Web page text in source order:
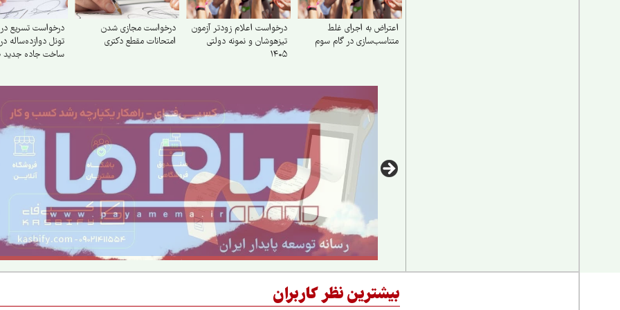
اعتراض به اجرای غلط
متناسب‌سازی در گام سوم
درخواست اعلام زودتر آزمون
تیزهوشان و نمونه دولتی
۱۴۰۵
درخواست مجازی شدن
امتحانات مقطع دکتری
درخواست تسریع در
تونل دوازده‌ساله
ساخت جاده جدید
بیشترین نظر کاربران